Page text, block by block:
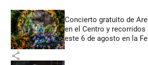
Concierto gratuito de
en el Centro y recorridos
este 6 de agosto en la
share